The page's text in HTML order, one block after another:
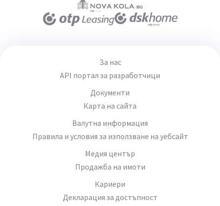
За нас
API портал за разработчици
Документи
Карта на сайта
Валутна информация
Правила и условия за използване на уебсайт
Медия център
Продажба на имоти
Кариери
Декларация за достъпност